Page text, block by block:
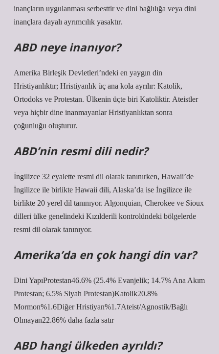
inançların uygulanması serbesttir ve dini bağlılığa veya dini
inançlara dayalı ayrımcılık yasaktır.
ABD neye inanıyor?
Amerika Birleşik Devletleri’ndeki en yaygın din
Hristiyanlıktır; Hristiyanlık üç ana kola ayrılır: Katolik,
Ortodoks ve Protestan. Ülkenin üçte biri Katoliktir. Ateistler
veya hiçbir dine inanmayanlar Hristiyanlıktan sonra
çoğunluğu oluşturur.
ABD’nin resmi dili nedir?
İngilizce 32 eyalette resmi dil olarak tanınırken, Hawaii’de
İngilizce ile birlikte Hawaii dili, Alaska’da ise İngilizce ile
birlikte 20 yerel dil tanınıyor. Algonquian, Cherokee ve Sioux
dilleri ülke genelindeki Kızılderili kontrolündeki bölgelerde
resmi dil olarak tanınıyor.
Amerika’da en çok hangi din var?
Dini YapıProtestan46.6% (25.4% Evanjelik; 14.7% Ana Akım
Protestan; 6.5% Siyah Protestan)Katolik20.8%
Mormon%1.6Diğer Hristiyan%1.7Ateist/Agnostik/Bağlı
Olmayan22.86% daha fazla satır
ABD hangi ülkeden ayrıldı?